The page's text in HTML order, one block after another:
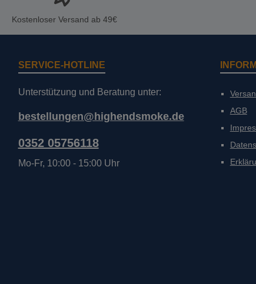
Kostenloser Versand ab 49€
SERVICE-HOTLINE
Unterstützung und Beratung unter:
bestellungen@highendsmoke.de
0352 05756118
Mo-Fr, 10:00 - 15:00 Uhr
AGB